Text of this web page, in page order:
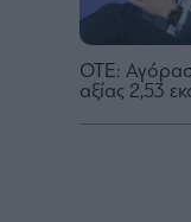
ΟΤΕ:
αξίας 2,53